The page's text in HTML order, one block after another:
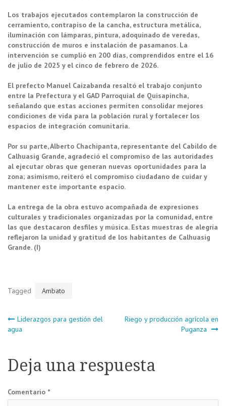
Los trabajos ejecutados contemplaron la construcción de
cerramiento, contrapiso de la cancha, estructura metálica,
iluminación con lámparas, pintura, adoquinado de veredas,
construcción de muros e instalación de pasamanos. La
intervención se cumplió en 200 días, comprendidos entre el 16
de julio de 2025 y el cinco de febrero de 2026.
El prefecto Manuel Caizabanda resaltó el trabajo conjunto
entre la Prefectura y el GAD Parroquial de Quisapincha,
señalando que estas acciones permiten consolidar mejores
condiciones de vida para la población rural y fortalecer los
espacios de integración comunitaria.
Por su parte, Alberto Chachipanta, representante del Cabildo de
Calhuasig Grande, agradeció el compromiso de las autoridades
al ejecutar obras que generan nuevas oportunidades para la
zona; asimismo, reiteró el compromiso ciudadano de cuidar y
mantener este importante espacio.
La entrega de la obra estuvo acompañada de expresiones
culturales y tradicionales organizadas por la comunidad, entre
las que destacaron desfiles y música. Estas muestras de alegría
reflejaron la unidad y gratitud de los habitantes de Calhuasig
Grande. (I)
Tagged Ambato
Navegación
entradas
Liderazgos para gestión del
agua
Riego y producción agrícola en
Puganza
Deja una respuesta
Comentario *